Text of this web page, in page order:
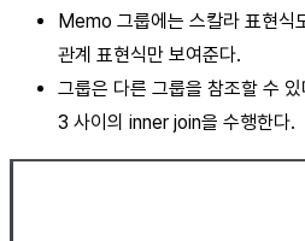
Memo 그룹에는 스칼라 표현식
관계 표현식만 보여준다.
그룹은 다른 그룹을 참조할 수
3 사이의 inner join을 수행한다.